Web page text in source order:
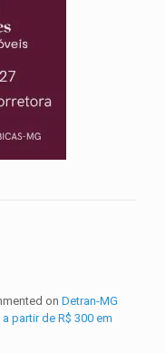
on Detran-MG
partir de R$ 300 em